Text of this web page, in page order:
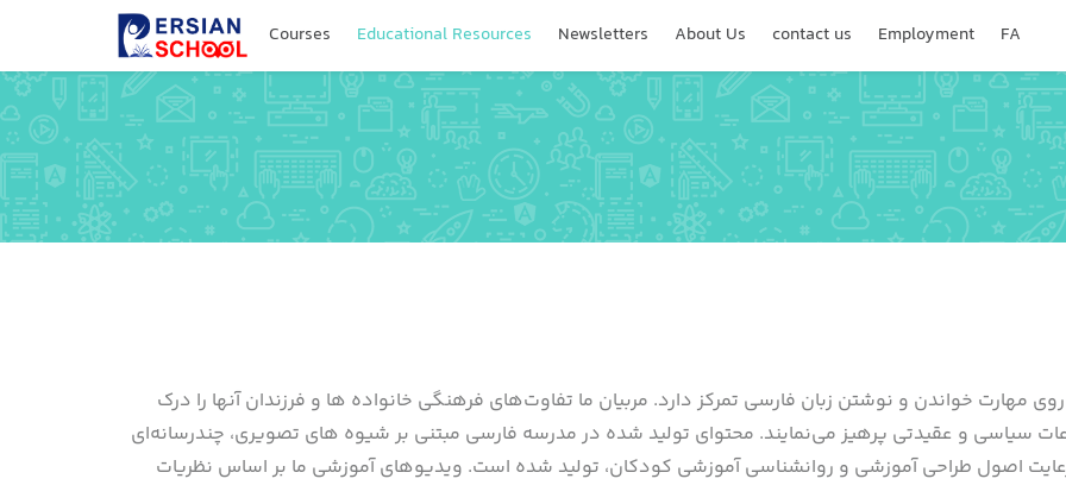
Courses Educational Resources Newsletters About Us contact us Employment FA
مهارت خواندن و نوشتن زبان فارسی تمرکز دارد. مربیان ما تفاوت‌های فرهنگی خانواده ها و فرزندان آنها را درک
سیاسی و عقیدتی پرهیز می‌نمایند. محتوای تولید شده در مدرسه فارسی مبتنی بر شیوه های تصویری، چندرسانه‌ای
اصول طراحی آموزشی و روانشناسی آموزشی کودکان، تولید شده است. ویدیوهای آموزشی ما بر اساس نظریات